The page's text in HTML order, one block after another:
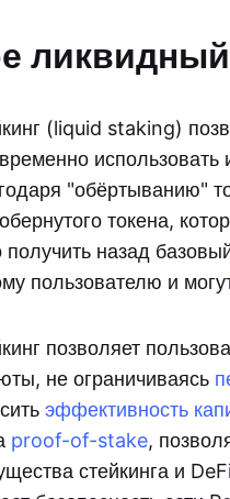
(liquid staking)
использовать
"обёртыванию"
токена,
назад
пользователю и
позволяет
не ограничиваясь
эффективность
proof-of-stake,
стейкинга и